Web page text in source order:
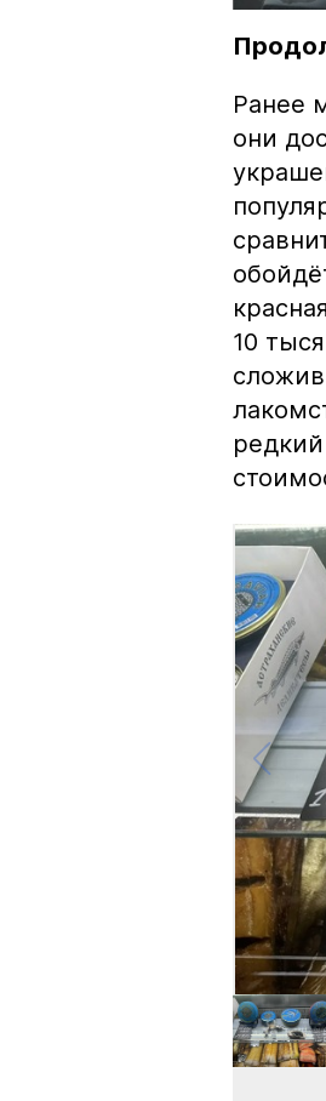
Ранее
они
10